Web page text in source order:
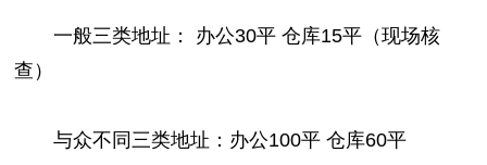
一般三类地址： 办公30平 仓库15平（现场核
查）
与众不同三类地址：办公100平 仓库60平